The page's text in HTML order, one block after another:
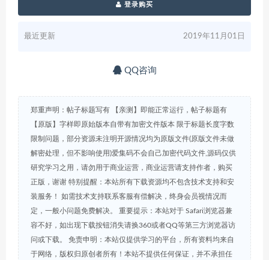
登录购买
最近更新 2019年11月01日
QQ咨询
郑重声明：帖子标题写有 【亲测】即能正常运行，帖子标题有
【原版】字样即原始版本自带有加密文件版本 限于标题长度字数
限制问题，部分资源未注明开源情况均为原版文件(原版文件未做
解密处理，但不影响使用)爱集码不会自己加密代码文件,源码仅供
研究学习之用，请勿用于商业运营，商业运营请支持作者，购买
正版，谢谢 特别提醒：本站所有下载资源均不包含技术支持和安
装服务！ 如需技术支持联系客服有偿解决，终身会员视情况而
定，一般小问题免费解决。 重要提示：本站对于 Safari浏览器兼
容不好，如出现下载按钮消失请换360或者QQ等第三方浏览器访
问或下载。 免责申明：本站仅提供学习的平台，所有资料均来自
于网络，版权归原创者所有！本站不提供任何保证，并不承担任